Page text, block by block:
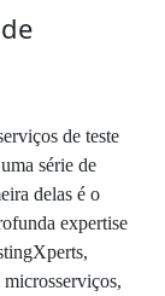
de teste
série de
delas é o
expertise
microsserviços,